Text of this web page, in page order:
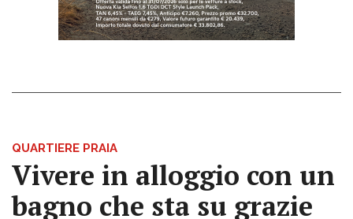
QUARTIERE PRAIA
Vivere in alloggio con un
bagno che sta su grazie